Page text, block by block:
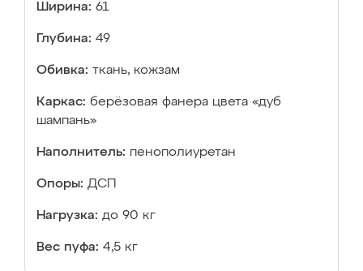
Ширина: 61
Глубина: 49
Обивка: ткань, кожзам
Каркас: берёзовая фанера цвета «дуб
шампань»
Наполнитель: пенополиуретан
Опоры: ДСП
Нагрузка: до 90 кг
Вес пуфа: 4,5 кг